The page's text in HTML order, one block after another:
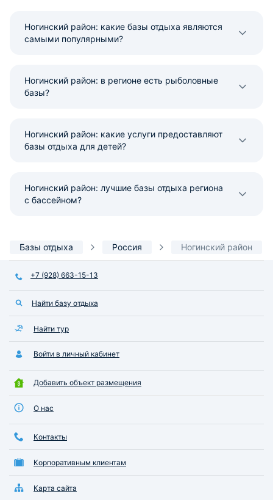
Ногинский район: какие базы отдыха являются
самыми популярными?
Ногинский район: в регионе есть рыболовные
базы?
Ногинский район: какие услуги предоставляют
базы отдыха для детей?
Ногинский район: лучшие базы отдыха региона
с бассейном?
Базы отдыха Россия Ногинский район
+7 (928) 663-15-13
Найти базу отдыха
Найти тур
Войти в личный кабинет
Добавить объект размещения
О нас
Контакты
Корпоративным клиентам
Карта сайта